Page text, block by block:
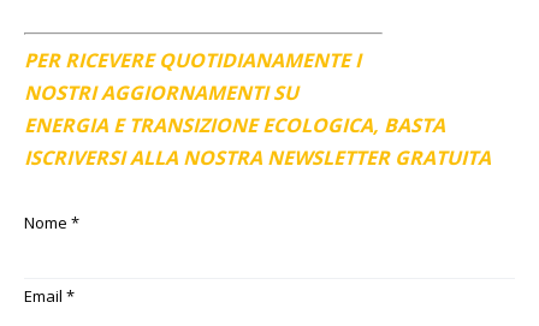
PER RICEVERE QUOTIDIANAMENTE I
NOSTRI AGGIORNAMENTI SU
ENERGIA E TRANSIZIONE ECOLOGICA, BASTA
ISCRIVERSI ALLA NOSTRA NEWSLETTER GRATUITA
Nome *
Email *